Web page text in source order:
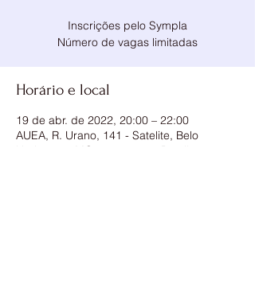
Inscrições pelo Sympla
Número de vagas limitadas
Horário e local
19 de abr. de 2022, 20:00 – 22:00
AUEA, R. Urano, 141 - Satelite, Belo
Horizonte - MG, 31748-016, Brasil